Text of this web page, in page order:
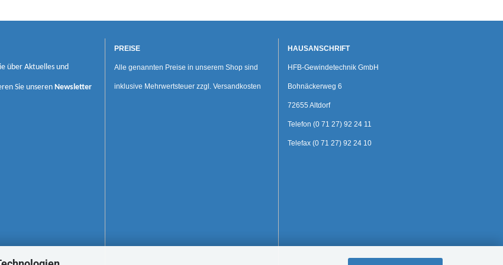
über Aktuelles und
Sie unserenNewsletter
PREISE
Alle genannten Preise in unserem Shop sind
inklusive Mehrwertsteuer zzgl. Versandkosten
HAUSANSCHRIFT
HFB-Gewindetechnik GmbH
Bohnäckerweg 6
72655 Altdorf
Telefon (0 71 27) 92 24 11
Telefax (0 71 27) 92 24 10